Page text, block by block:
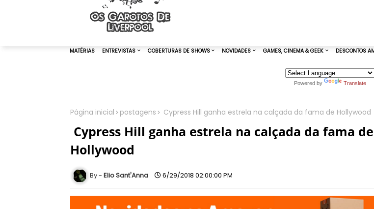
Powered by Translate
Página inicial postagens ​ Cypress Hill ganha estrela na calçada da fama de Hollywood
​ Cypress Hill ganha estrela na calçada da fama de
Hollywood
Elio Sant'Anna 6/29/2018 02:00:00 PM